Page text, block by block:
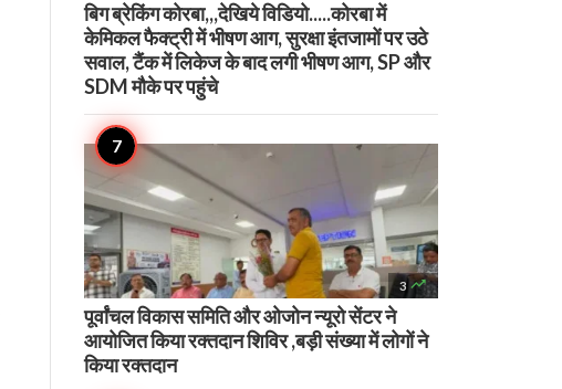
बिग ब्रेकिंग कोरबा,,,देखिये विडियो.....कोरबा में
केमिकल फैक्ट्री में भीषण आग, सुरक्षा इंतजामों पर उठे
सवाल, टैंक में लिकेज के बाद लगी भीषण आग, SP और
SDM मौके पर पहुंचे
3 
पूर्वांचल विकास समिति और ओजोन न्यूरो सेंटर ने
आयोजित किया रक्तदान शिविर ,बड़ी संख्या में लोगों ने
किया रक्तदान